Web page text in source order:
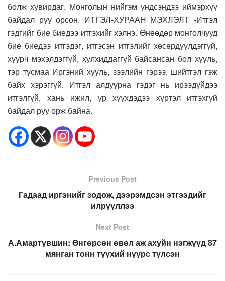
болж хувирдаг. Монголын нийгэм үндсэндээ иймэрхүү
байдал руу орсон. ИТГЭЛ-ХУРААН МЭХЛЭЛТ -Итгэл
гэдгийг бие биедээ итгэхийг хэлнэ. Өнөөдөр монголчууд
бие биедээ итгэдэг, итгэсэн итгэлийг хөсөрдүүлдэггүй,
хуурч мэхэлдэггүй, хулхиддаггүй байсансан бол хууль,
тэр тусмаа Иргэний хууль, зээлийн гэрээ, шийтгэл гэж
байх хэрэггүй. Итгэл алдуурна гэдэг нь ирээдүйдээ
итгэлгүй, хань ижил, үр хүүхдэдээ хүртэл итгэхгүй
байдал руу орж байна.
Previous Post
Гадаад иргэнийг зодож, дээрэмдсэн этгээдийг
илрүүллээ
Next Post
А.Амартүвшин: Өнгөрсөн өвөл аж ахуйн нэгжүүд 87
мянган тонн түүхий нүүрс түлсэн